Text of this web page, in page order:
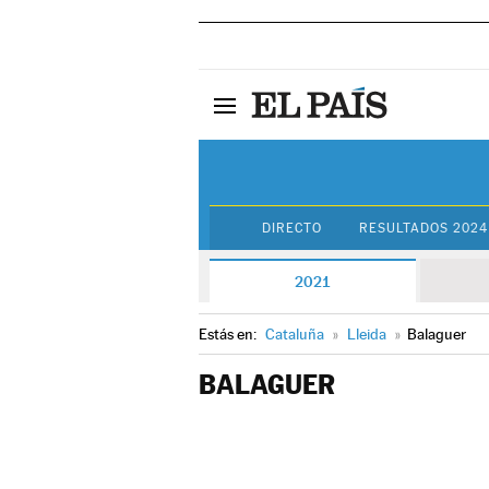
DIRECTO RESULTADOS 2024
2021
Estás en: Cataluña » Lleida » Balaguer
BALAGUER